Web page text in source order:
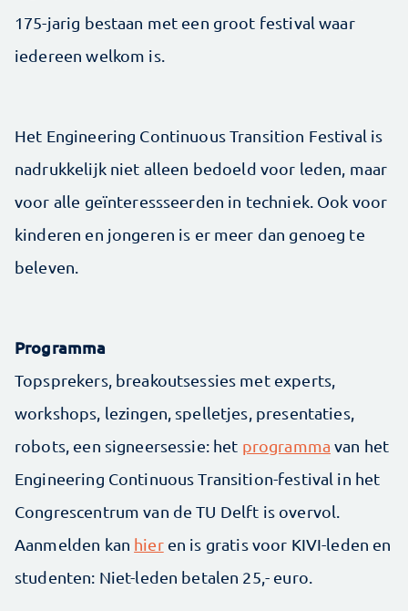
175-jarig bestaan met een groot festival waar
iedereen welkom is.
Het Engineering Continuous Transition Festival is
nadrukkelijk niet alleen bedoeld voor leden, maar
voor alle geïnteressseerden in techniek. Ook voor
kinderen en jongeren is er meer dan genoeg te
beleven.
Programma
Topsprekers, breakoutsessies met experts,
workshops, lezingen, spelletjes, presentaties,
robots, een signeersessie: het programma van het
Engineering Continuous Transition-festival in het
Congrescentrum van de TU Delft is overvol.
Aanmelden kan hieren is gratis voor KIVI-leden en
studenten: Niet-leden betalen 25,- euro.